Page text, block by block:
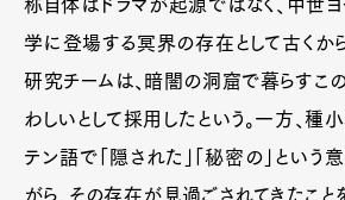
称自体はドラマが起源ではなく、中世
学に登場する冥界の存在として古くか
研究チームは、暗闇の洞窟で暮らすこ
わしいとして採用したという。一方、種
テン語で「隠された」「秘密の」という
がら、その存在が見過ごされてきたこと